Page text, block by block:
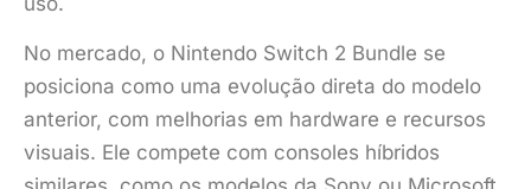
No mercado, o Nintendo Switch 2 Bundle se
posiciona como uma evolução direta do modelo
anterior, com melhorias em hardware e recursos
visuais. Ele compete com consoles híbridos